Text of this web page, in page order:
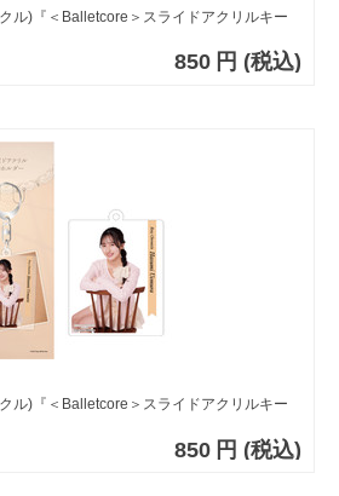
ル)『＜Balletcore＞スライドアクリルキー
850 円 (税込)
ル)『＜Balletcore＞スライドアクリルキー
850 円 (税込)